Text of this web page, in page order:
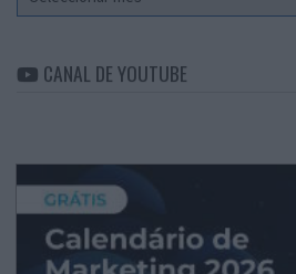
CANAL DE YOUTUBE